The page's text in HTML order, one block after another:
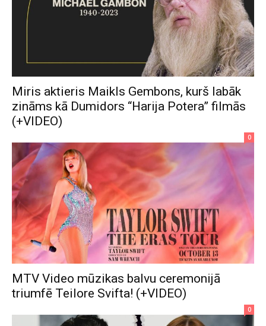
Miris aktieris Maikls Gembons, kurš labāk
zināms kā Dumidors “Harija Potera” filmās
(+VIDEO)
0
MTV Video mūzikas balvu ceremonijā
triumfē Teilore Svifta! (+VIDEO)
0